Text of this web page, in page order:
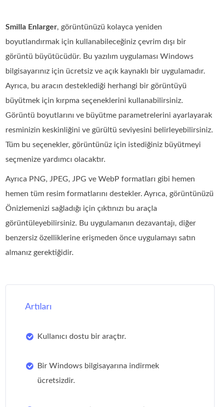
Smilla Enlarger, görüntünüzü kolayca yeniden
boyutlandırmak için kullanabileceğiniz çevrim dışı bir
görüntü büyütücüdür. Bu yazılım uygulaması Windows
bilgisayarınız için ücretsiz ve açık kaynaklı bir uygulamadır.
Ayrıca, bu aracın desteklediği herhangi bir görüntüyü
büyütmek için kırpma seçeneklerini kullanabilirsiniz.
Görüntü boyutlarını ve büyütme parametrelerini ayarlayarak
resminizin keskinliğini ve gürültü seviyesini belirleyebilirsiniz.
Tüm bu seçenekler, görüntünüz için istediğiniz büyütmeyi
seçmenize yardımcı olacaktır.
Ayrıca PNG, JPEG, JPG ve WebP formatları gibi hemen
hemen tüm resim formatlarını destekler. Ayrıca, görüntünüzü
Önizlemenizi sağladığı için çıktınızı bu araçla
görüntüleyebilirsiniz. Bu uygulamanın dezavantajı, diğer
benzersiz özelliklerine erişmeden önce uygulamayı satın
almanız gerektiğidir.
Artıları
Kullanıcı dostu bir araçtır.
Bir Windows bilgisayarına indirmek
ücretsizdir.